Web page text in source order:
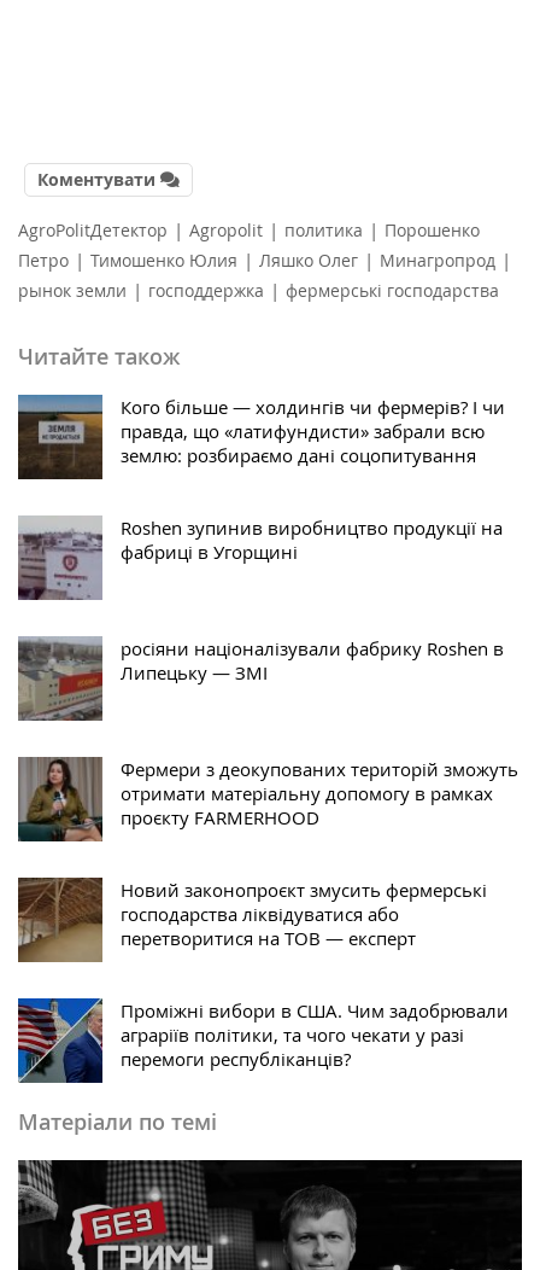
Коментувати
AgroPolitДетектор | Agropolit | политика | Порошенко
Петро | Тимошенко Юлия | Ляшко Олег | Минагропрод |
рынок земли | господдержка | фермерські господарства
Читайте також
Кого більше — холдингів чи фермерів? І чи
правда, що «латифундисти» забрали всю
землю: розбираємо дані соцопитування
Roshen зупинив виробництво продукції на
фабриці в Угорщині
росіяни націоналізували фабрику Roshen в
Липецьку — ЗМІ
Фермери з деокупованих територій зможуть
отримати матеріальну допомогу в рамках
проєкту FARMERHOOD
Новий законопроєкт змусить фермерські
господарства ліквідуватися або
перетворитися на ТОВ — експерт
Проміжні вибори в США. Чим задобрювали
аграріїв політики, та чого чекати у разі
перемоги республіканців?
Матеріали по темі